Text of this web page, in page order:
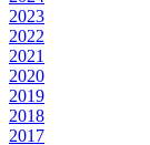
2023
2022
2021
2020
2019
2018
2017